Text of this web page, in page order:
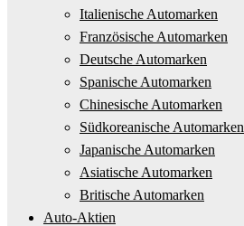
Italienische Automarken
Französische Automarken
Deutsche Automarken
Spanische Automarken
Chinesische Automarken
Südkoreanische Automarken
Japanische Automarken
Asiatische Automarken
Britische Automarken
Auto-Aktien